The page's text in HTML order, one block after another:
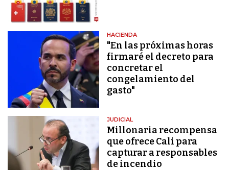
HACIENDA
"En las próximas horas
firmaré el decreto para
concretar el
congelamiento del
gasto"
JUDICIAL
Millonaria recompensa
que ofrece Cali para
capturar a responsables
de incendio